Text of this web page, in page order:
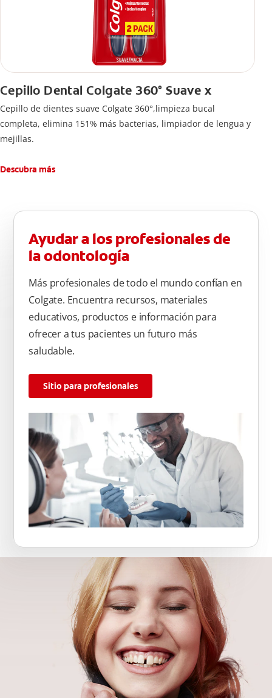
Cepillo Dental Colgate 360° Suave x
Cepillo de dientes suave Colgate 360°,limpieza bucal
completa, elimina 151% más bacterias, limpiador de lengua y
mejillas.
Descubra más
Ayudar a los profesionales de
la odontología
Más profesionales de todo el mundo confían en
Colgate. Encuentra recursos, materiales
educativos, productos e información para
ofrecer a tus pacientes un futuro más
saludable.
Sitio para profesionales